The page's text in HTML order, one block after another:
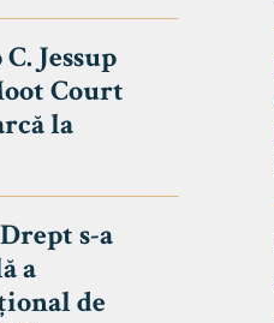
Jessup
Court
la
s-a
a
de